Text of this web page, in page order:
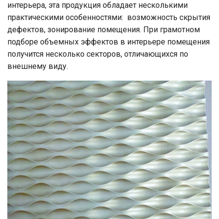
интерьера, эта продукция обладает несколькими
практическими особенностями: возможность скрытия
дефектов, зонирование помещения. При грамотном
подборе объемных эффектов в интерьере помещения
получится несколько секторов, отличающихся по
внешнему виду.